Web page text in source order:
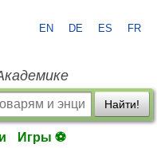
EN DE ES FR
Найти!
Игры ⚽